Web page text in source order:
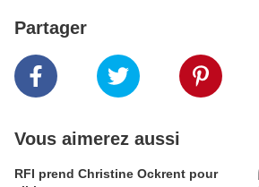
Partager
Vous aimerez aussi
RFI prend Christine Ockrent pour